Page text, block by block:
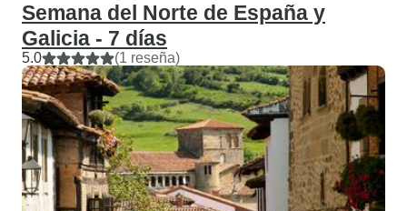
Semana del Norte de España y
Galicia - 7 días
5.0 (1 reseña)